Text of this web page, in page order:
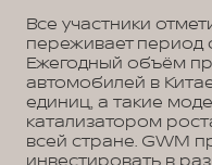
Все участники
переживает период
Ежегодный объём
автомобилей в
единиц, а такие
катализатором
всей стране. GWM